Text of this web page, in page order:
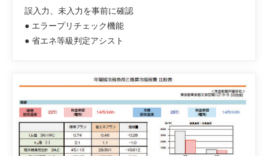
誤入力、未入力を事前に確認
● エラープリチェック機能
● 省エネ等級判定アシスト